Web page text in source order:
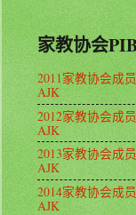
家教协会
2011家教协会成员
AJK
2012家教协会成员
AJK
2013家教协会成员
AJK
2014家教协会成员
AJK